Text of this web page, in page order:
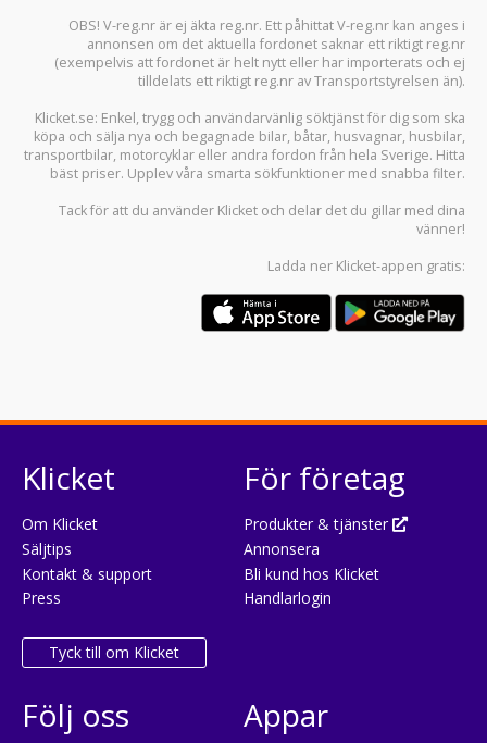
OBS! V-reg.nr är ej äkta reg.nr. Ett påhittat V-reg.nr kan anges i
annonsen om det aktuella fordonet saknar ett riktigt reg.nr
(exempelvis att fordonet är helt nytt eller har importerats och ej
tilldelats ett riktigt reg.nr av Transportstyrelsen än).
Klicket.se: Enkel, trygg och användarvänlig söktjänst för dig som ska
köpa och sälja nya och begagnade bilar, båtar, husvagnar, husbilar,
transportbilar, motorcyklar eller andra fordon från hela Sverige. Hitta
bäst priser. Upplev våra smarta sökfunktioner med snabba filter.
Tack för att du använder Klicket och delar det du gillar med dina
vänner!
Ladda ner Klicket-appen gratis:
Klicket
Om Klicket
Säljtips
Kontakt & support
Press
Tyck till om Klicket
För företag
Produkter & tjänster
Annonsera
Bli kund hos Klicket
Handlarlogin
Följ oss Appar